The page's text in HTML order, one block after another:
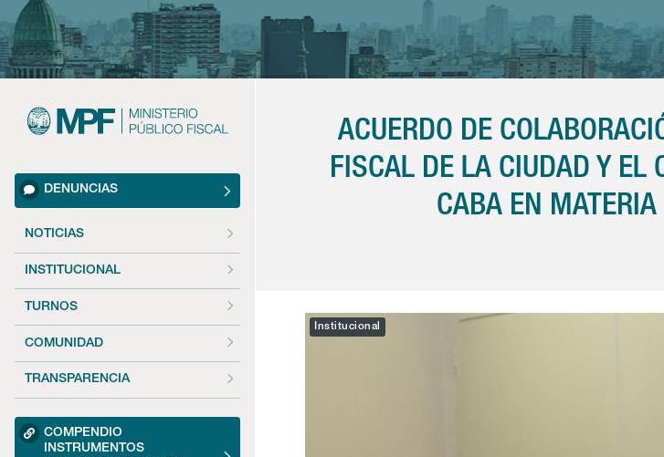
DENUNCIAS
NOTICIAS
INSTITUCIONAL
TURNOS
COMUNIDAD
TRANSPARENCIA
COMPENDIO
INSTRUMENTOS
ACUERDO DE
FISCAL DE LA CIUDAD Y EL
CABA EN MATERIA
Institucional